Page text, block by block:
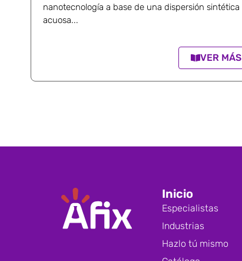
nanotecnología a base de una dispersión sintética
acuosa...
VER MÁS
Inicio
Especialistas
Industrias
Hazlo tú mismo